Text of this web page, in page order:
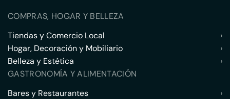
COMPRAS, HOGAR Y BELLEZA
Tiendas y Comercio Local
›
Hogar, Decoración y Mobiliario
›
Belleza y Estética
›
GASTRONOMÍA Y ALIMENTACIÓN
Bares y Restaurantes
›